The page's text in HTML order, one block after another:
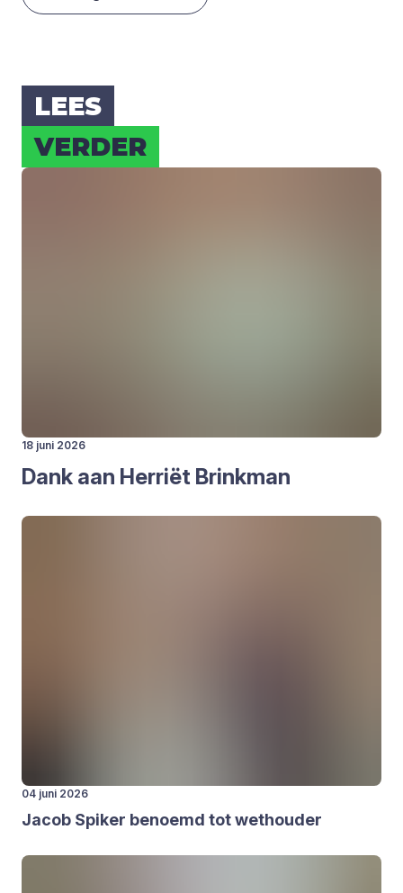
LEES
VER­DER
18 juni 2026
Dank aan Her­ri­ët Brink­man
04 juni 2026
Jacob Spi­ker benoemd tot wet­hou­der